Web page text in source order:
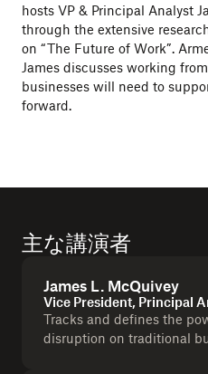
hosts VP & Principal Analyst
through the extensive
on “The Future of Work”.
James discusses working
businesses will need to
forward.
主な講演者
James L. McQuivey
Vice President, Principal
Tracks and defines the
disruption on traditional